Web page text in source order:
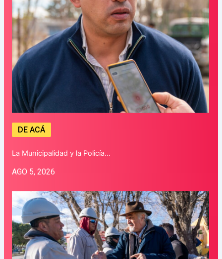
DE ACÁ
La Municipalidad y la Policía…
AGO 5, 2026